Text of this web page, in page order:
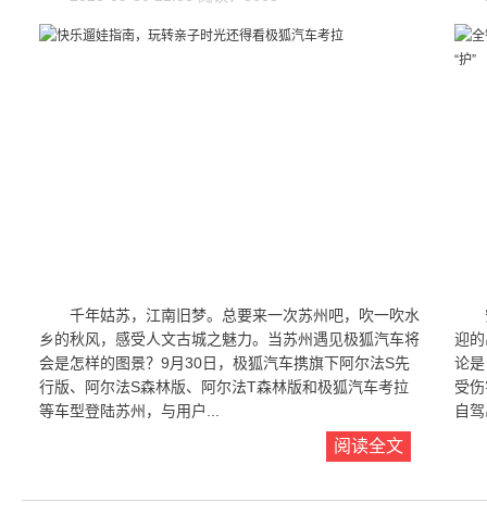
千年姑苏，江南旧梦。总要来一次苏州吧，吹一吹水
乡的秋风，感受人文古城之魅力。当苏州遇见极狐汽车将
会是怎样的图景？9月30日，极狐汽车携旗下阿尔法S先
行版、阿尔法S森林版、阿尔法T森林版和极狐汽车考拉
等车型登陆苏州，与用户...
阅读全文
迎
论
受
自